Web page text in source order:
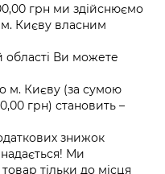
грн ми здійснюємо
Києву власним
області Ви можете
м. Києву (за сумою
грн) становить –
знижок
Ми
тільки до місця